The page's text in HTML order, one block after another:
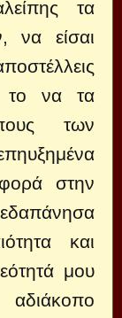
τα
να είσαι
το να τα
των
στην
και
μου